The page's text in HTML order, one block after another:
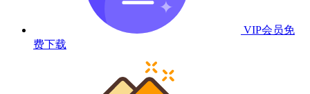
VIP会员免
费下载